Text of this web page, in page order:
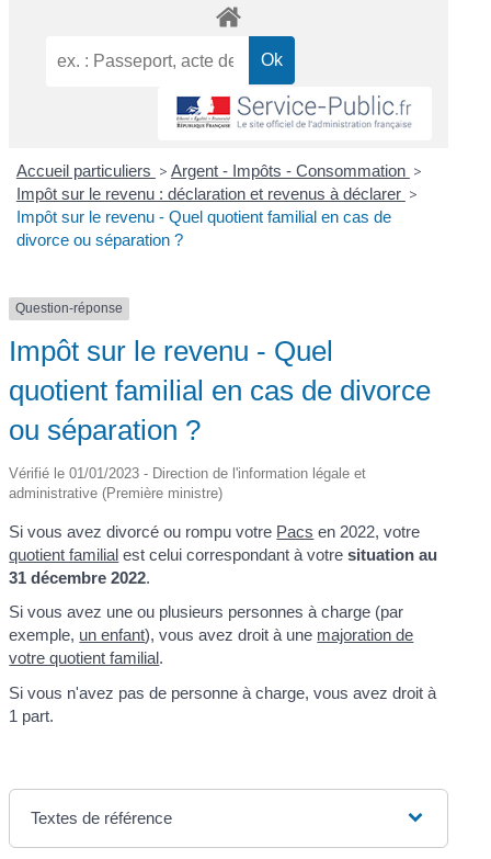
Accueil particuliers > Argent - Impôts - Consommation >
Impôt sur le revenu : déclaration et revenus à déclarer >
Impôt sur le revenu - Quel quotient familial en cas de
divorce ou séparation ?
Question-réponse
Impôt sur le revenu - Quel
quotient familial en cas de divorce
ou séparation ?
Vérifié le 01/01/2023 - Direction de l'information légale et
administrative (Première ministre)
Si vous avez divorcé ou rompu votre Pacs en 2022, votre
quotient familial est celui correspondant à votresituation au
31 décembre 2022.
Si vous avez une ou plusieurs personnes à charge (par
exemple, un enfant), vous avez droit à une majoration de
votre quotient familial.
Si vous n'avez pas de personne à charge, vous avez droit à
1 part.
Textes de référence